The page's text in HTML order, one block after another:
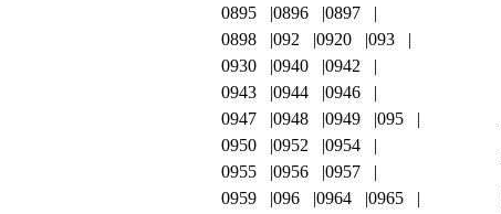
0895
0896
0897
0898
092 0920
093
0930
0940
0942
0943
0944
0946
0947
0948 0949
095
0950
0952
0954
0955
0956
0957
0959
096 0964
0965